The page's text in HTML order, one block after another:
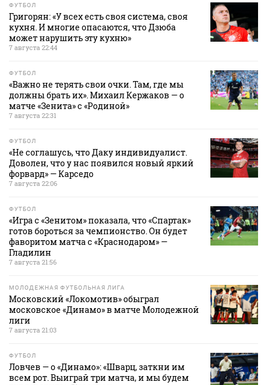
ФУТБОЛ
Григорян: «У всех есть своя система, своя
кухня. И многие опасаются, что Дзюба
может нарушить эту кухню»
7 августа 22:44
ФУТБОЛ
«Важно не терять свои очки. Там, где мы
должны брать их». Михаил Кержаков — о
матче «Зенита» с «Родиной»
7 августа 22:31
ФУТБОЛ
«Не соглашусь, что Даку индивидуалист.
Доволен, что у нас появился новый яркий
форвард» — Карседо
7 августа 22:06
ФУТБОЛ
«Игра с «Зенитом» показала, что «Спартак»
готов бороться за чемпионство. Он будет
фаворитом матча с «Краснодаром» —
Гладилин
7 августа 21:56
МОЛОДЕЖНАЯ ФУТБОЛЬНАЯ ЛИГА
Московский «Локомотив» обыграл
московское «Динамо» в матче Молодежной
лиги
7 августа 21:03
ФУТБОЛ
Ловчев — о «Динамо»: «Шварц, заткни им
всем рот. Выиграй три матча, и мы будем